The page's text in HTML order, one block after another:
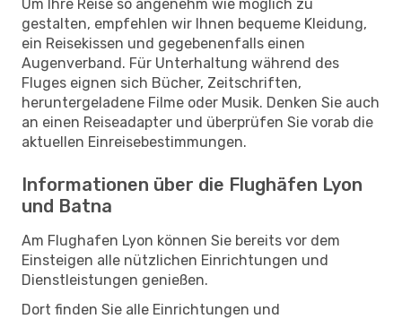
Um Ihre Reise so angenehm wie möglich zu
gestalten, empfehlen wir Ihnen bequeme Kleidung,
ein Reisekissen und gegebenenfalls einen
Augenverband. Für Unterhaltung während des
Fluges eignen sich Bücher, Zeitschriften,
heruntergeladene Filme oder Musik. Denken Sie auch
an einen Reiseadapter und überprüfen Sie vorab die
aktuellen Einreisebestimmungen.
Informationen über die Flughäfen Lyon
und Batna
Am Flughafen Lyon können Sie bereits vor dem
Einsteigen alle nützlichen Einrichtungen und
Dienstleistungen genießen.
Dort finden Sie alle Einrichtungen und